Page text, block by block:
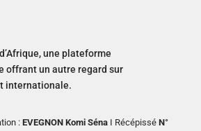
une plateforme
offrant un autre regard sur
internationale.
: EVEGNON Komi SénaI RécépisséN°